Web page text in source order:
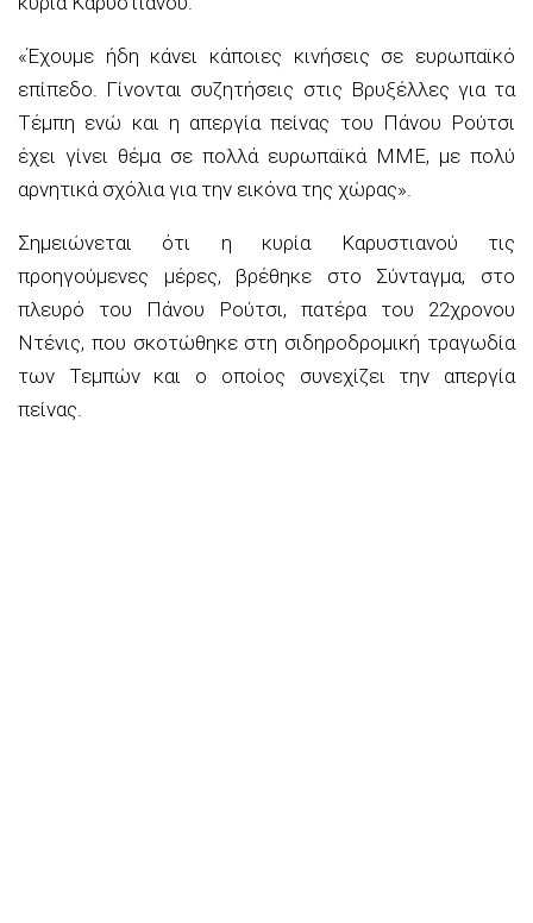
«Έχουμε ήδη κάνει κάποιες κινήσεις σε ευρωπαϊκό
επίπεδο. Γίνονται συζητήσεις στις Βρυξέλλες για τα
Τέμπη ενώ και η απεργία πείνας του Πάνου Ρούτσι
έχει γίνει θέμα σε πολλά ευρωπαϊκά ΜΜΕ, με πολύ
αρνητικά σχόλια για την εικόνα της χώρας».
Σημειώνεται ότι η κυρία Καρυστιανού τις
προηγούμενες μέρες, βρέθηκε στο Σύνταγμα, στο
πλευρό του Πάνου Ρούτσι, πατέρα του 22χρονου
Ντένις, που σκοτώθηκε στη σιδηροδρομική τραγωδία
των Τεμπών και ο οποίος συνεχίζει την απεργία
πείνας.